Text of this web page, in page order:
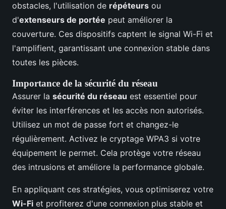
obstacles, l'utilisation de répéteurs ou
d'extenseurs de portée peut améliorer la
couverture. Ces dispositifs captent le signal Wi-Fi et
l'amplifient, garantissant une connexion stable dans
toutes les pièces.
Importance de la sécurité du réseau
Assurer la sécurité du réseau est essentiel pour
éviter les interférences et les accès non autorisés.
Utilisez un mot de passe fort et changez-le
régulièrement. Activez le cryptage WPA3 si votre
équipement le permet. Cela protège votre réseau
des intrusions et améliore la performance globale.
En appliquant ces stratégies, vous optimiserez votre
Wi-Fi et profiterez d'une connexion plus stable et